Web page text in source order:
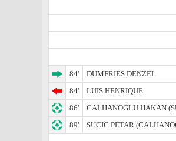
84'
DUMFRIES DENZEL
84'
LUIS HENRIQUE
86'
CALHANOGLU HAKAN
89'
SUCIC PETAR